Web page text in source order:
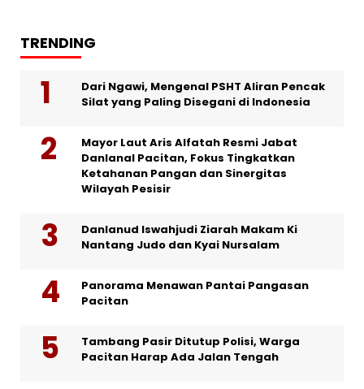
TRENDING
Dari Ngawi, Mengenal PSHT Aliran Pencak
Silat yang Paling Disegani di Indonesia
Mayor Laut Aris Alfatah Resmi Jabat
Danlanal Pacitan, Fokus Tingkatkan
Ketahanan Pangan dan Sinergitas
Wilayah Pesisir
Danlanud Iswahjudi Ziarah Makam Ki
Nantang Judo dan Kyai Nursalam
Panorama Menawan Pantai Pangasan
Pacitan
Tambang Pasir Ditutup Polisi, Warga
Pacitan Harap Ada Jalan Tengah